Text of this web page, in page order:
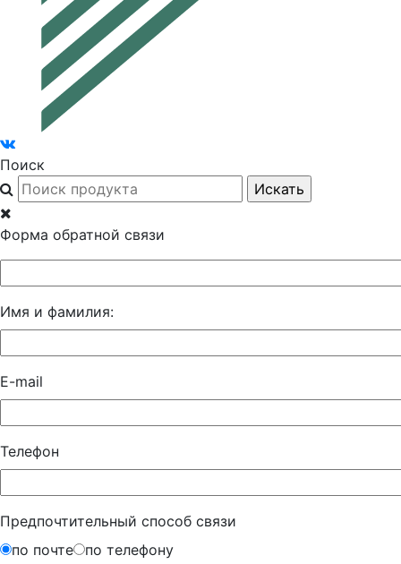
Поиск
Форма обратной связи
Имя и фамилия:
E-mail
Телефон
Предпочтительный способ связи
по почте
по телефону